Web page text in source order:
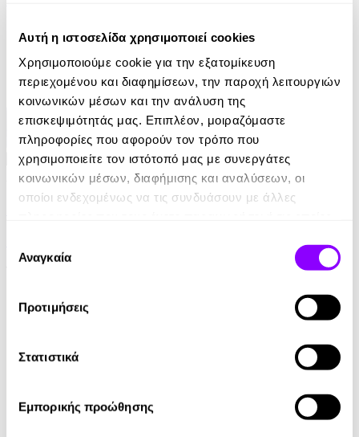
Αυτή η ιστοσελίδα χρησιμοποιεί cookies
Χρησιμοποιούμε cookie για την εξατομίκευση
περιεχομένου και διαφημίσεων, την παροχή λειτουργιών
κοινωνικών μέσων και την ανάλυση της
επισκεψιμότητάς μας. Επιπλέον, μοιραζόμαστε
πληροφορίες που αφορούν τον τρόπο που
χρησιμοποιείτε τον ιστότοπό μας με συνεργάτες
κοινωνικών μέσων, διαφήμισης και αναλύσεων, οι
οποίοι ενδεχομένως να τις συνδυάσουν με άλλες
των υπηρεσιών τους.
συγκατάθεσης
Αναγκαία
Προτιμήσεις
Στατιστικά
Εμπορικής προώθησης
Audiobook • 1 Credit
Η Καλύβα του Μπαρμπα-Θωμά
eBook